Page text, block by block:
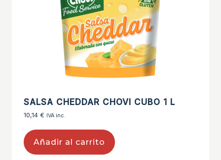
SALSA CHEDDAR CHOVI CUBO 1 L
10,14 € IVA inc.
Añadir al carrito